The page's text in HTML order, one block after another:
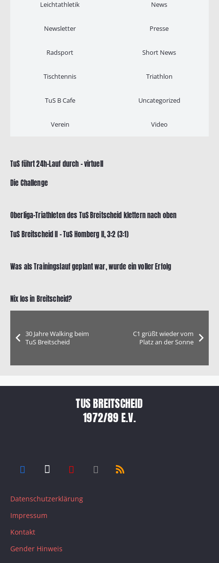
Leichtathletik News
Newsletter Presse
Radsport Short News
Tischtennis Triathlon
TuS B Cafe Uncategorized
Verein Video
TuS führt 24h-Lauf durch – virtuell
Die Challenge
Oberliga-Triathleten des TuS Breitscheid klettern nach oben
TuS Breitscheid II – TuS Homberg II, 3:2 (3:1)
Was als Trainingslauf geplant war, wurde ein voller Erfolg
Nix los in Breitscheid?
30 Jahre Walking beim
TuS Breitscheid
C1 grüßt wieder vom
Platz an der Sonne
TUS BREITSCHEID
1972/89 E.V.
Datenschutzerklärung
Impressum
Kontakt
Gender Hinweis